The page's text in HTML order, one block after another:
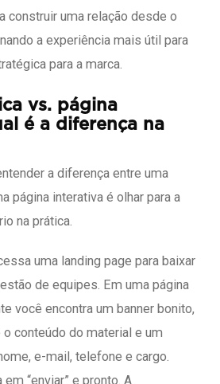
construir uma relação desde o
a experiência mais útil para
para a marca.
vs. página
é a diferença na
a diferença entre uma
página interativa é olhar para a
na prática.
uma landing page para baixar
de equipes. Em uma página
você encontra um banner bonito,
conteúdo do material e um
e-mail, telefone e cargo.
“enviar” e pronto. A